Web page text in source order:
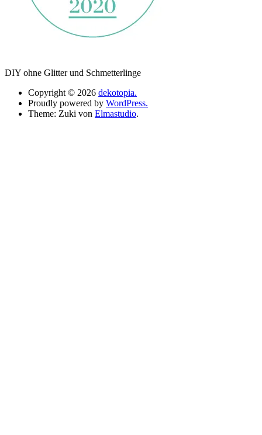
DIY ohne Glitter und Schmetterlinge
Copyright © 2026 dekotopia.
Proudly powered by WordPress.
Theme: Zuki von Elmastudio.